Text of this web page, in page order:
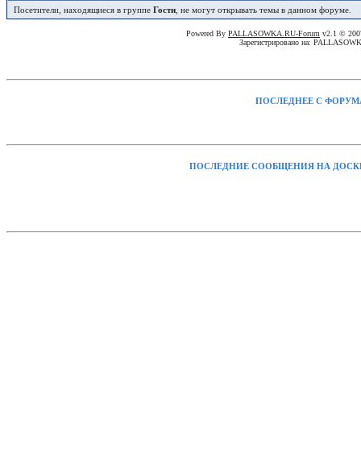
Посетители, находящиеся в группе Гости , не могут открывать темы в данном форуме.
Powered By PALLASOWKA.RU-Forum v2.1 ©
Зарегистрировано на:
ПОСЛЕДНЕЕ С
ПОСЛЕДНИЕ СООБЩЕНИЯ НА